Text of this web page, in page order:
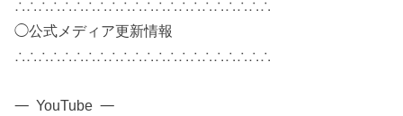
∴∴∴∴∴∴∴∴∴∴∴∴∴∴∴∴∴∴∴∴∴∴
◯公式メディア更新情報
∴∴∴∴∴∴∴∴∴∴∴∴∴∴∴∴∴∴∴∴∴∴
— YouTube —